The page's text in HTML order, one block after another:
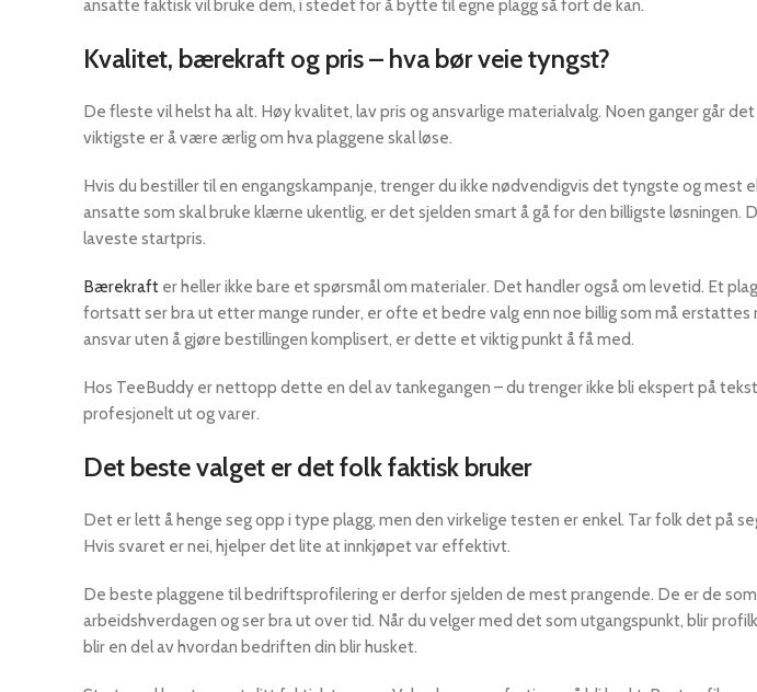
ansatte faktisk vil bruke dem, i stedet for å bytte til egne plagg så fort de kan.
Kvalitet, bærekraft og pris – hva bør veie tyngst?
De fleste vil helst ha alt. Høy kvalitet, lav pris og ansvarlige materialvalg. Noen ganger går
viktigste er å være ærlig om hva plaggene skal løse.
Hvis du bestiller til en engangskampanje, trenger du ikke nødvendigvis det tyngste og mest
ansatte som skal bruke klærne ukentlig, er det sjelden smart å gå for den billigste løsningen.
laveste startpris.
Bærekraft er heller ikke bare et spørsmål om materialer. Det handler også om levetid. Et
fortsatt ser bra ut etter mange runder, er ofte et bedre valg enn noe billig som må
ansvar uten å gjøre bestillingen komplisert, er dette et viktig punkt å få med.
Hos TeeBuddy er nettopp dette en del av tankegangen – du trenger ikke bli ekspert på
profesjonelt ut og varer.
Det beste valget er det folk faktisk bruker
Det er lett å henge seg opp i type plagg, men den virkelige testen er enkel. Tar folk det på
Hvis svaret er nei, hjelper det lite at innkjøpet var effektivt.
De beste plaggene til bedriftsprofilering er derfor sjelden de mest prangende. De er de
arbeidshverdagen og ser bra ut over tid. Når du velger med det som utgangspunkt, blir
blir en del av hvordan bedriften din blir husket.